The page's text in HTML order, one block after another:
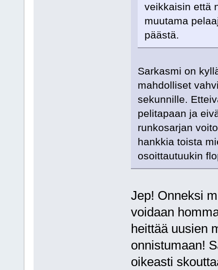
veikkaisin että
muutama
päästä.
Sarkasmi on
mahdolliset
sekunnille.
pelitapaan ja
runkosarjan
hankkia toista
osoittautuukin
Jep! Onneksi
voidaan
heittää uusien
onnistumaan!
oikeasti